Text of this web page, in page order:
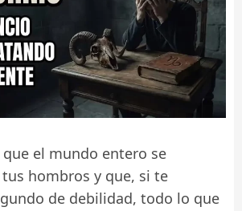
que el mundo entero se
hombros y que, si te
de debilidad, todo lo que